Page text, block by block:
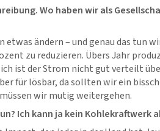
Wo haben wir als
etwas ändern – und genau das tun
zu reduzieren. Übers Jahr
ist der Strom nicht gut verteilt
für lösbar, da sollten wir ein
wir mutig weitergehen.
Ich kann ja kein Kohlekraftwerk